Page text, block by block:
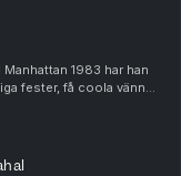
1983 har han
fester, få coola vänner
Men han inser